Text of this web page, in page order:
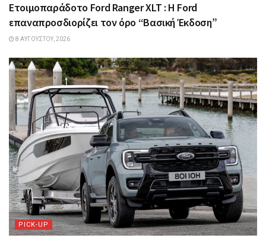
Ετοιμοπαράδοτο Ford Ranger XLT : Η Ford
επαναπροσδιορίζει τον όρο “Βασική Έκδοση”
8 ΑΥΓΟΎΣΤΟΥ, 2026
PICK-UP